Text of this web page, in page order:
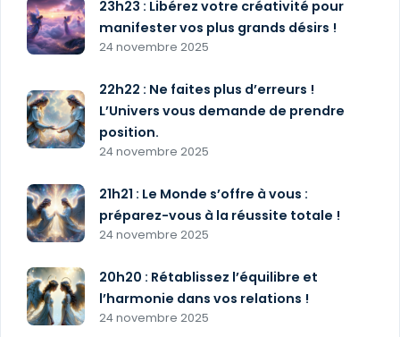
23h23 : Libérez votre créativité pour
manifester vos plus grands désirs !
24 novembre 2025
22h22 : Ne faites plus d’erreurs !
L’Univers vous demande de prendre
position.
24 novembre 2025
21h21 : Le Monde s’offre à vous :
préparez-vous à la réussite totale !
24 novembre 2025
20h20 : Rétablissez l’équilibre et
l’harmonie dans vos relations !
24 novembre 2025